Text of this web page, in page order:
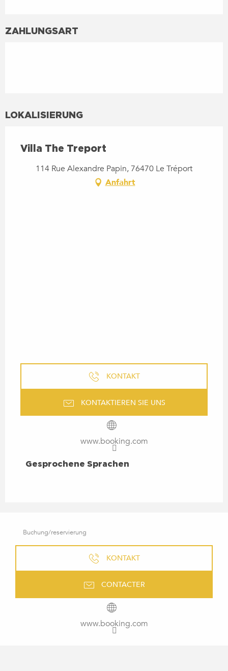
ZAHLUNGSART
LOKALISIERUNG
Villa The Treport
114 Rue Alexandre Papin, 76470 Le Tréport
Anfahrt
KONTAKT
KONTAKTIEREN SIE UNS
www.booking.com
GESPROCHENE SPRACHEN
Gesprochene Sprachen
Buchung/reservierung
KONTAKT
CONTACTER
www.booking.com